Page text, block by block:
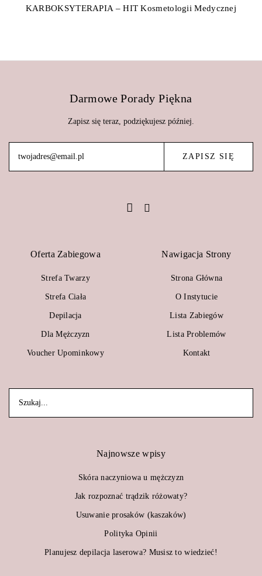
KARBOKSYTERAPIA – HIT Kosmetologii Medycznej
Najnowsze wpisy
Skóra naczyniowa u mężczyzn
Jak rozpoznać trądzik różowaty?
Usuwanie prosaków (kaszaków)
Polityka Opinii
Planujesz depilacja laserowa? Musisz to wiedzieć!
Oferta Zabiegowa
Strefa Twarzy
Strefa Ciała
Depilacja
Dla Mężczyzn
Voucher Upominkowy
Nawigacja Strony
Strona Główna
O Instytucie
Lista Zabiegów
Lista Problemów
Kontakt
Darmowe Porady Piękna
Zapisz się teraz, podziękujesz później.